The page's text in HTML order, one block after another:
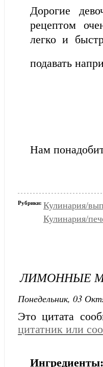
Дорогие
рецептом
легко и
подавать
Нам
Рубрики: Кулинария/
Кулинария/
ЛИМОННЫЕ
Понедельник, 03
Это цитата
цитатник или
Ингредиенты: